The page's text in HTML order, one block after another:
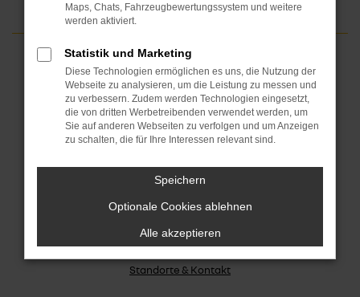
Fahrzeugangebote
Dacia Fahrzeuge
Renault Fahrzeuge
Jobs und Karriere
Standorte & Kontakt
Maps, Chats, Fahrzeugbewertungssystem und weitere
werden aktiviert.
Statistik und Marketing
Diese Technologien ermöglichen es uns, die Nutzung der
Webseite zu analysieren, um die Leistung zu messen und
zu verbessern. Zudem werden Technologien eingesetzt,
die von dritten Werbetreibenden verwendet werden, um
Sie auf anderen Webseiten zu verfolgen und um Anzeigen
zu schalten, die für Ihre Interessen relevant sind.
Speichern
Optionale Cookies ablehnen
Alle akzeptieren